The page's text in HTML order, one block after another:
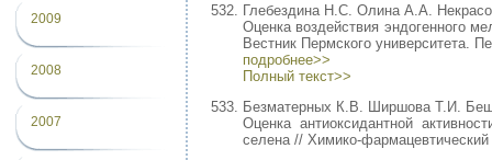
2009
2008
2007
Глебездина Н.С. Олина А.А.
Оценка воздействия эндогенного
Вестник Пермского университета.
подробнее>>
Полный текст>>
Безматерных К.В. Ширшова Т.И.
Оценка антиоксидантной
селена // Химико-